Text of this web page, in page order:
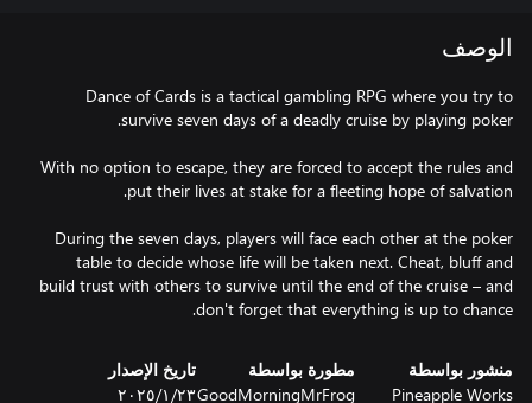
الوصف
Dance of Cards is a tactical gambling RPG where you try to
With no option to escape, they are forced to accept the rules and
During the seven days, players will face each other at the poker
table to decide whose life will be taken next. Cheat, bluff and
build trust with others to survive until the end of the cruise – and
don't forget that everything is up to chance.
منشور بواسطة
Pineapple Works
مطورة بواسطة
GoodMorningMrFrog
تاريخ الإصدار
٢٣‏/١‏/٢٠٢٥